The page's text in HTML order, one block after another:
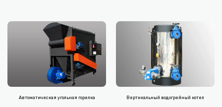
Автоматическая угольная горелка Вертикальный водогрейный котел